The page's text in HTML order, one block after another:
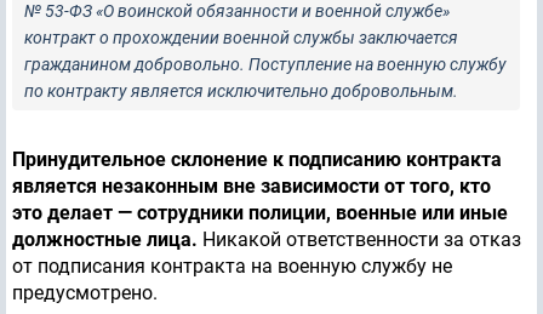
№ 53-ФЗ «О воинской обязанности и военной службе»
контракт о прохождении военной службы заключается
гражданином добровольно. Поступление на военную службу
по контракту является исключительно добровольным.
Принудительное склонение к подписанию контракта
является незаконным вне зависимости от того, кто
это делает — сотрудники полиции, военные или иные
должностные лица. Никакой ответственности за отказ
от подписания контракта на военную службу не
предусмотрено.